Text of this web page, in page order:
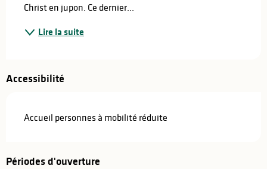
Christ en jupon. Ce dernier...
Lire la suite
Accessibilité
Accueil personnes à mobilité réduite
Périodes d'ouverture